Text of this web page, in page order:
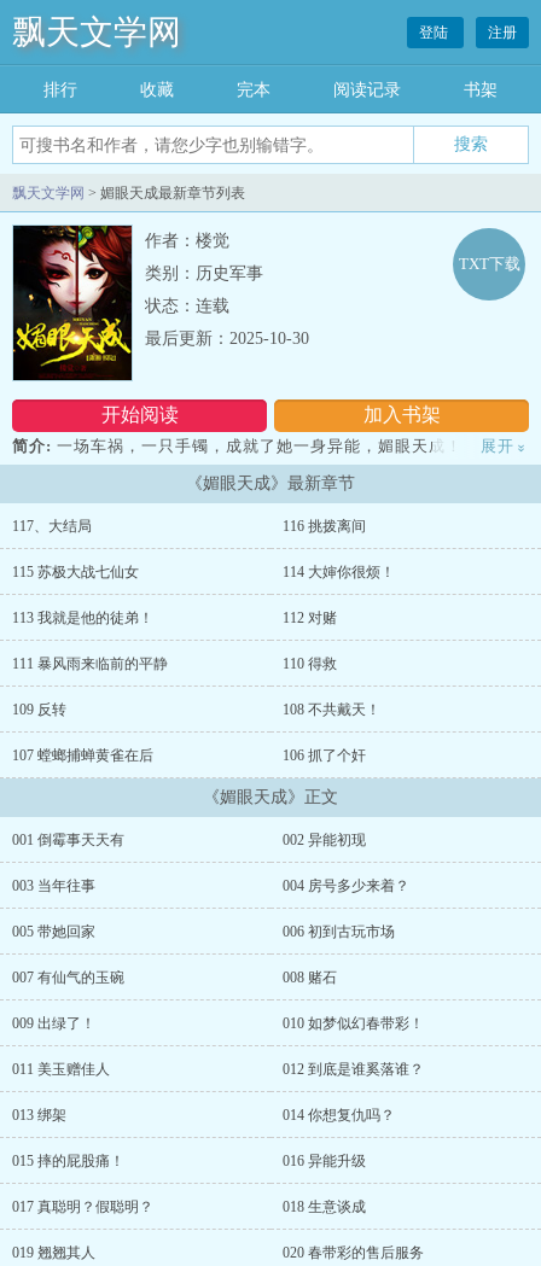
飘天文学网 登陆 注册
排行 收藏 完本 阅读记录 书架
飘天文学网 > 媚眼天成最新章节列表
作者：楼觉
类别：历史军事
状态：连载
开始阅读 加入书架
TXT下载
最后更新：2025-10-30
简介: 一场车祸，一只手镯，成就了她一身异能，媚眼天成！
一件往事，一段噩梦，让她相信只有自己变强才不会任人凌辱！
出身农家，却身怀绝技，断生死，识顽石。
翊表示压力很大。
柔荑轻抚，媚眼微眯，拜倒在她裙角下的又何止是男人，更有美玉
翡翠！
苏翊傲然：我能看穿你的心肝脾肺肾！
某男眼看着这个毫不起眼的女人一步一步华丽蜕变，如同美玉一样
让移不开眼，心里默默念着：再不吃被别人先下手为强可就得不偿失
了，啧啧…小羽毛，你是我的！
......
展开 »
《媚眼天成》最新章节
117、大结局 116 挑拨离间
115 苏极大战七仙女 114 大婶你很烦！
113 我就是他的徒弟！ 112 对赌
111 暴风雨来临前的平静 110 得救
109 反转 108 不共戴天！
107 螳螂捕蝉黄雀在后 106 抓了个奸
《媚眼天成》正文
001 倒霉事天天有 002 异能初现
003 当年往事 004 房号多少来着？
005 带她回家 006 初到古玩市场
007 有仙气的玉碗 008 赌石
009 出绿了！ 010 如梦似幻春带彩！
011 美玉赠佳人 012 到底是谁奚落谁？
013 绑架 014 你想复仇吗？
015 摔的屁股痛！ 016 异能升级
017 真聪明？假聪明？ 018 生意谈成
019 翘翘其人 020 春带彩的售后服务